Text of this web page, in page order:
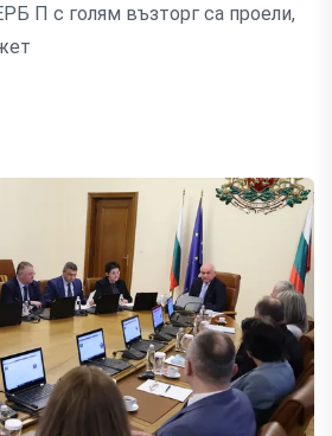
П с голям възторг са проели,